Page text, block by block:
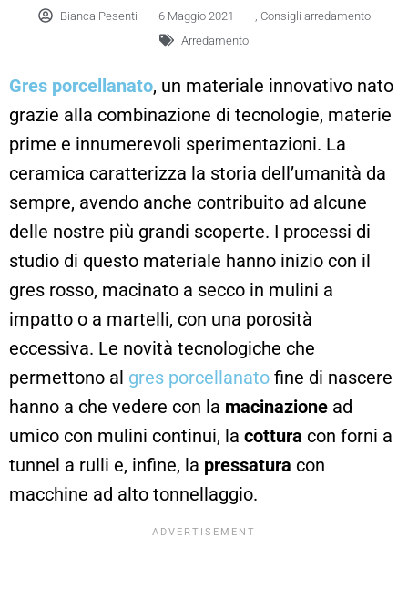
Bianca Pesenti 6 Maggio 2021
Consigli arredamento
Arredamento
Gres porcellanato, un materiale innovativo nato
grazie alla combinazione di tecnologie, materie
prime e innumerevoli sperimentazioni. La
ceramica caratterizza la storia dell’umanità da
sempre, avendo anche contribuito ad alcune
delle nostre più grandi scoperte. I processi di
studio di questo materiale hanno inizio con il
gres rosso, macinato a secco in mulini a
impatto o a martelli, con una porosità
eccessiva. Le novità tecnologiche che
permettono al gres porcellanato fine di nascere
hanno a che vedere con la macinazione ad
umico con mulini continui, la cottura con forni a
tunnel a rulli e, infine, la pressatura con
macchine ad alto tonnellaggio.